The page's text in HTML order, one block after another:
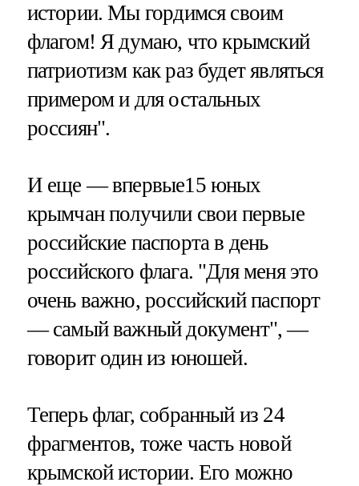
истории. Мы гордимся своим
флагом! Я думаю, что крымский
патриотизм как раз будет являться
примером и для остальных
россиян".
И еще — впервые15 юных
крымчан получили свои первые
российские паспорта в день
российского флага. "Для меня это
очень важно, российский паспорт
— самый важный документ", —
говорит один из юношей.
Теперь флаг, собранный из 24
фрагментов, тоже часть новой
крымской истории. Его можно